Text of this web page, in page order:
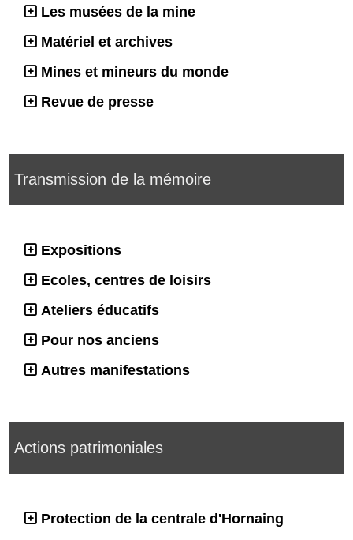
Les musées de la mine
Matériel et archives
Mines et mineurs du monde
Revue de presse
Transmission de la mémoire
Expositions
Ecoles, centres de loisirs
Ateliers éducatifs
Pour nos anciens
Autres manifestations
Actions patrimoniales
Protection de la centrale d'Hornaing